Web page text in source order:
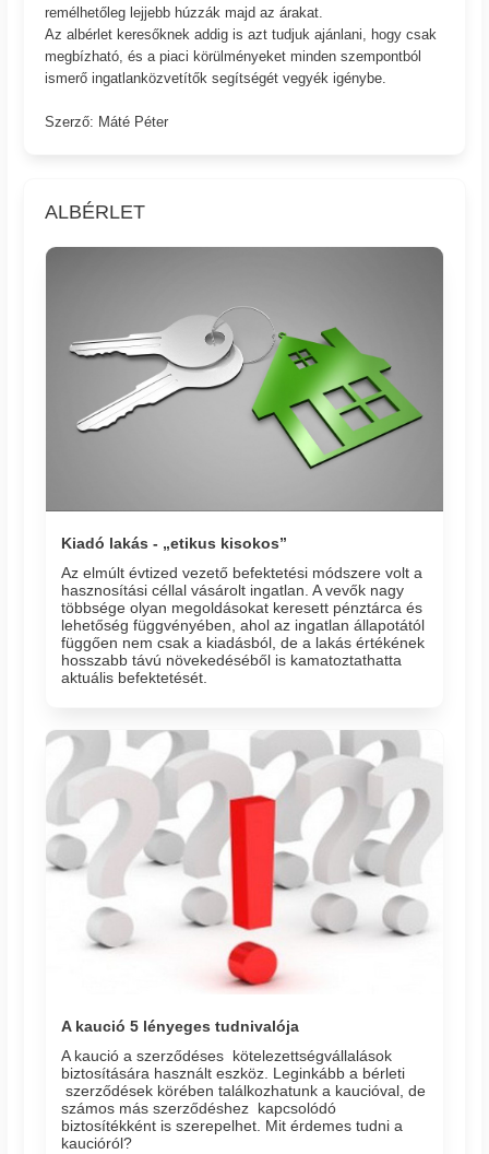
remélhetőleg lejjebb húzzák majd az árakat.
Az albérlet keresőknek addig is azt tudjuk ajánlani, hogy csak
megbízható, és a piaci körülményeket minden szempontból
ismerő ingatlanközvetítők segítségét vegyék igénybe.
Szerző: Máté Péter
ALBÉRLET
Kiadó lakás - „etikus kisokos”
Az elmúlt évtized vezető befektetési módszere volt a
hasznosítási céllal vásárolt ingatlan. A vevők nagy
többsége olyan megoldásokat keresett pénztárca és
lehetőség függvényében, ahol az ingatlan állapotától
függően nem csak a kiadásból, de a lakás értékének
hosszabb távú növekedéséből is kamatoztathatta
aktuális befektetését.
A kaució 5 lényeges tudnivalója
A kaució a szerződéses kötelezettségvállalások
biztosítására használt eszköz. Leginkább a bérleti
szerződések körében találkozhatunk a kaucióval, de
számos más szerződéshez kapcsolódó
biztosítékként is szerepelhet. Mit érdemes tudni a
kaucióról?